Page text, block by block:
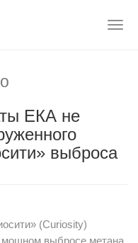
ЕКА не
выброса
(Curiosity)
выбросе метана,